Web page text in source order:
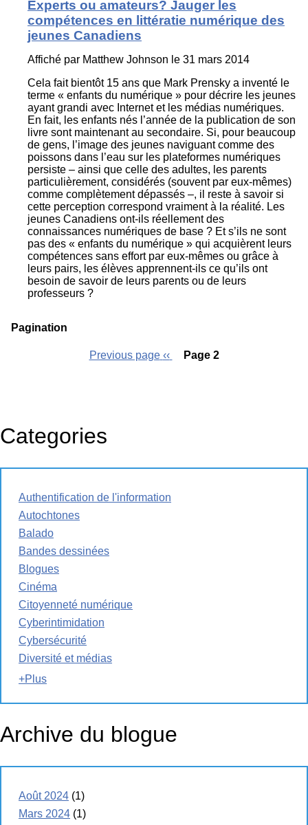
Experts ou amateurs? Jauger les
compétences en littératie numérique des
jeunes Canadiens
Affiché par Matthew Johnson le 31 mars 2014
Cela fait bientôt 15 ans que Mark Prensky a inventé le
terme « enfants du numérique » pour décrire les jeunes
ayant grandi avec Internet et les médias numériques.
En fait, les enfants nés l’année de la publication de son
livre sont maintenant au secondaire. Si, pour beaucoup
de gens, l’image des jeunes naviguant comme des
poissons dans l’eau sur les plateformes numériques
persiste – ainsi que celle des adultes, les parents
particulièrement, considérés (souvent par eux-mêmes)
comme complètement dépassés –, il reste à savoir si
cette perception correspond vraiment à la réalité. Les
jeunes Canadiens ont-ils réellement des
connaissances numériques de base ? Et s’ils ne sont
pas des « enfants du numérique » qui acquièrent leurs
compétences sans effort par eux-mêmes ou grâce à
leurs pairs, les élèves apprennent-ils ce qu’ils ont
besoin de savoir de leurs parents ou de leurs
professeurs ?
Pagination
Previous page ‹‹ Page 2
Categories
Authentification de l'information
Autochtones
Balado
Bandes dessinées
Blogues
Cinéma
Citoyenneté numérique
Cyberintimidation
Cybersécurité
Diversité et médias
+Plus
Archive du blogue
Août 2024 (1)
Mars 2024 (1)